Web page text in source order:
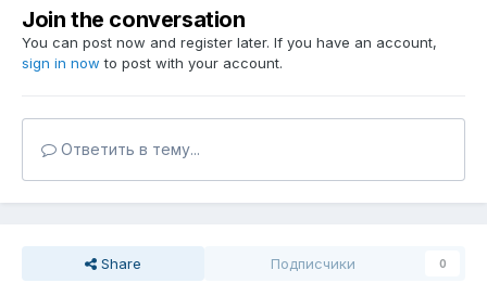
Join the conversation
You can post now and register later. If you have an account,
sign in now to post with your account.
Ответить в тему...
Share Подписчики 0